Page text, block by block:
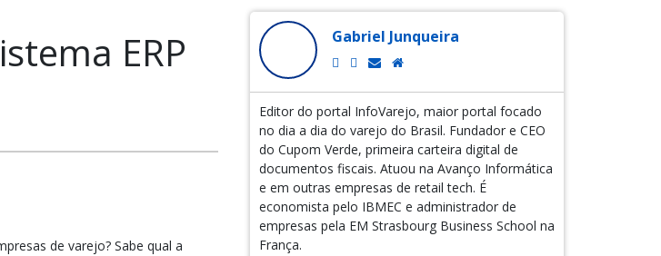
ERP
de varejo? Sabe qual a
Gabriel Junqueira
Editor do portal InfoVarejo, maior portal focado
no dia a dia do varejo do Brasil. Fundador e CEO
do Cupom Verde, primeira carteira digital de
documentos fiscais. Atuou na Avanço Informática
e em outras empresas de retail tech. É
economista pelo IBMEC e administrador de
empresas pela EM Strasbourg Business School na
França.